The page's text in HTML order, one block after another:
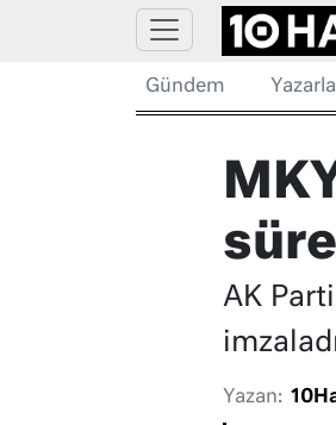
Gündem
AK
Yazan: